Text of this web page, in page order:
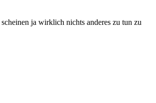
ja wirklich nichts anderes zu tun zu